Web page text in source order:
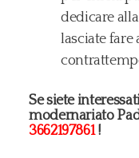
dedicare
lasciate fare
Se siete
modernariato
3662197861 !